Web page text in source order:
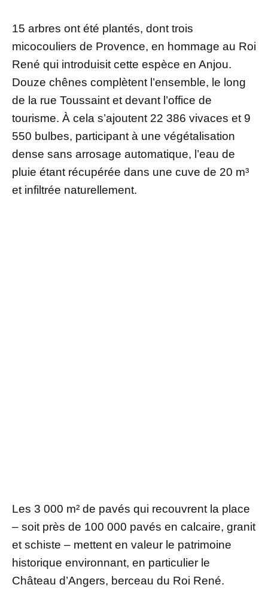
15 arbres ont été plantés, dont trois
micocouliers de Provence, en hommage au Roi
René qui introduisit cette espèce en Anjou.
Douze chênes complètent l’ensemble, le long
de la rue Toussaint et devant l’office de
tourisme. À cela s’ajoutent 22 386 vivaces et 9
550 bulbes, participant à une végétalisation
dense sans arrosage automatique, l’eau de
pluie étant récupérée dans une cuve de 20 m³
et infiltrée naturellement.
Les 3 000 m² de pavés qui recouvrent la place
– soit près de 100 000 pavés en calcaire, granit
et schiste – mettent en valeur le patrimoine
historique environnant, en particulier le
Château d’Angers, berceau du Roi René.